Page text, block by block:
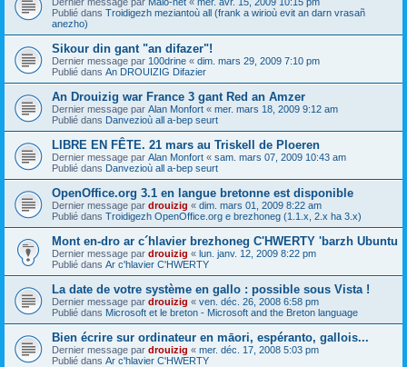
Publié dans Troidigezh meziantoù all (frank a wirioù evit an darn vrasañ
anezho)
Sikour din gant "an difazer"!
Dernier message par 100drine « dim. mars 29, 2009 7:10 pm
Publié dans An DROUIZIG Difazier
An Drouizig war France 3 gant Red an Amzer
Dernier message par Alan Monfort « mer. mars 18, 2009 9:12 am
Publié dans Danvezioù all a-bep seurt
LIBRE EN FÊTE. 21 mars au Triskell de Ploeren
Dernier message par Alan Monfort « sam. mars 07, 2009 10:43 am
Publié dans Danvezioù all a-bep seurt
OpenOffice.org 3.1 en langue bretonne est disponible
Dernier message par drouizig « dim. mars 01, 2009 8:22 am
Publié dans Troidigezh OpenOffice.org e brezhoneg (1.1.x, 2.x ha 3.x)
Mont en-dro ar c´hlavier brezhoneg C'HWERTY 'barzh Ubuntu
Dernier message par drouizig « lun. janv. 12, 2009 8:22 pm
Publié dans Ar c'hlavier C'HWERTY
La date de votre système en gallo : possible sous Vista !
Dernier message par drouizig « ven. déc. 26, 2008 6:58 pm
Publié dans Microsoft et le breton - Microsoft and the Breton language
Bien écrire sur ordinateur en māori, espéranto, gallois...
Dernier message par drouizig « mer. déc. 17, 2008 5:03 pm
Publié dans Ar c'hlavier C'HWERTY